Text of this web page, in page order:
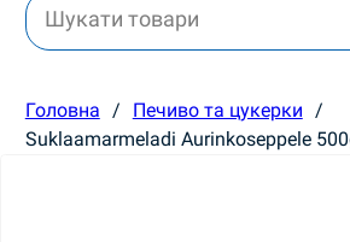
Головна / Печиво та цукерки /
Suklaamarmeladi Aurinkoseppele